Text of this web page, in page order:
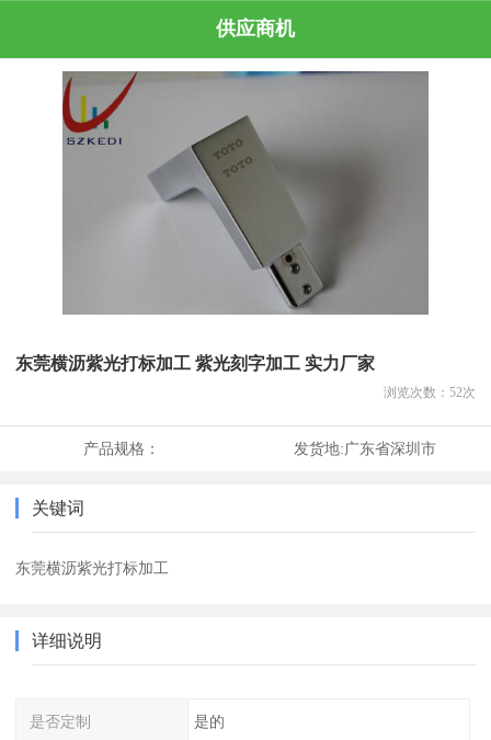
供应商机
东莞横沥紫光打标加工 紫光刻字加工 实力厂家
浏览次数： 52次
产品规格： 发货地:广东省深圳市
关键词
东莞横沥紫光打标加工
详细说明
是否定制 是的